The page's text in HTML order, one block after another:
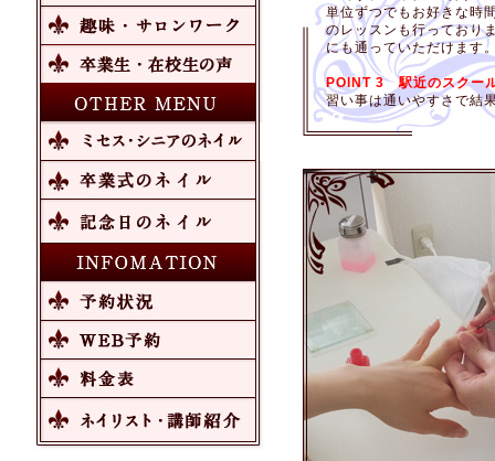
単位ずつでもお好きな時
のレッスンも行っており
にも通っていただけます
POINT 3 駅近のスクー
習い事は通いやすさで結